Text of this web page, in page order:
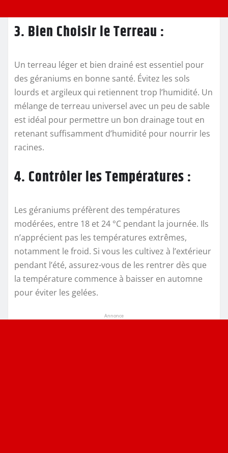
3. Bien Choisir le Terreau :
Un terreau léger et bien drainé est essentiel pour
des géraniums en bonne santé. Évitez les sols
lourds et argileux qui retiennent trop l’humidité. Un
mélange de terreau universel avec un peu de sable
est idéal pour permettre un bon drainage tout en
retenant suffisamment d’humidité pour nourrir les
racines.
4. Contrôler les Températures :
Les géraniums préfèrent des températures
modérées, entre 18 et 24 °C pendant la journée. Ils
n’apprécient pas les températures extrêmes,
notamment le froid. Si vous les cultivez à l’extérieur
pendant l’été, assurez-vous de les rentrer dès que
la température commence à baisser en automne
pour éviter les gelées.
Annonce